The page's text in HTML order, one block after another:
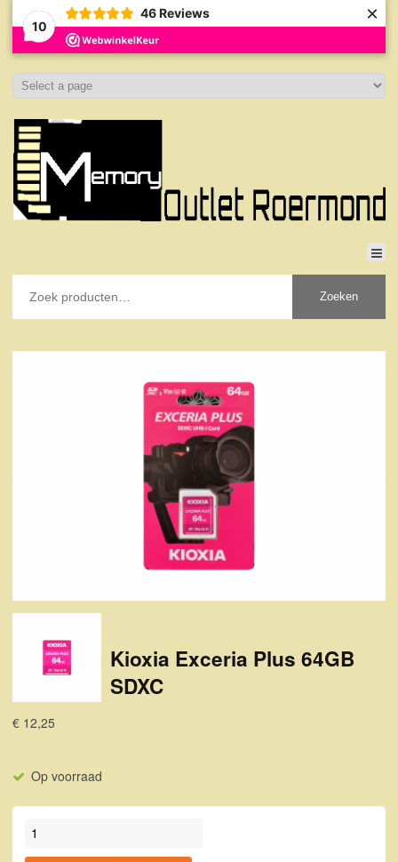
10
46 Reviews ×
Zoeken
Kioxia Exceria Plus 64GB
SDXC
€ 12,25
Op voorraad
Kioxia Exceria Plus 64GB SDXC aantal